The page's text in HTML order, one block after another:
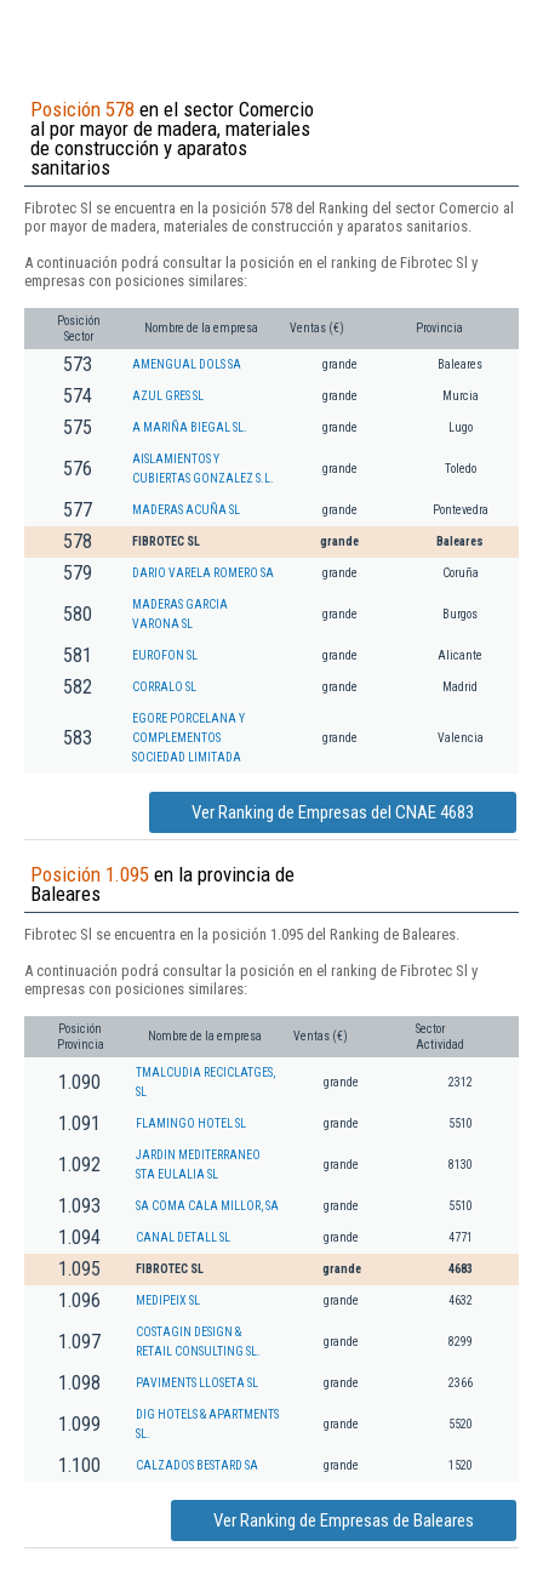
Posición 578 en el sector Comercio
al por mayor de madera, materiales
de construcción y aparatos
sanitarios
Fibrotec Sl se encuentra en la posición 578 del Ranking del sector Comercio al
por mayor de madera, materiales de construcción y aparatos sanitarios.
A continuación podrá consultar la posición en el ranking de Fibrotec Sl y
empresas con posiciones similares:
Posición
Sector
Nombre de la empresa Ventas (€) Provincia
573 AMENGUAL DOLS SA grande Baleares
574 AZUL GRES SL grande Murcia
575 A MARIÑA BIEGAL SL. grande Lugo
576
AISLAMIENTOS Y
CUBIERTAS GONZALEZ S.L.
grande Toledo
577 MADERAS ACUÑA SL grande Pontevedra
578 FIBROTEC SL grande Baleares
579 DARIO VARELA ROMERO SA grande Coruña
580
MADERAS GARCIA
VARONA SL
grande Burgos
581 EUROFON SL grande Alicante
582 CORRALO SL grande Madrid
583
EGORE PORCELANA Y
COMPLEMENTOS
SOCIEDAD LIMITADA
grande Valencia
Ver Ranking de Empresas del CNAE 4683
Posición 1.095 en la provincia de
Baleares
Fibrotec Sl se encuentra en la posición 1.095 del Ranking de Baleares.
A continuación podrá consultar la posición en el ranking de Fibrotec Sl y
empresas con posiciones similares:
Posición
Provincia
Nombre de la empresa Ventas (€)
Sector
Actividad
1.090
TMALCUDIA RECICLATGES,
SL
grande 2312
1.091 FLAMINGO HOTEL SL grande 5510
1.092
JARDIN MEDITERRANEO
STA EULALIA SL
grande 8130
1.093 SA COMA CALA MILLOR, SA grande 5510
1.094 CANAL DETALL SL grande 4771
1.095 FIBROTEC SL grande 4683
1.096 MEDIPEIX SL grande 4632
1.097
COSTAGIN DESIGN &
RETAIL CONSULTING SL.
grande 8299
1.098 PAVIMENTS LLOSETA SL grande 2366
1.099
DIG HOTELS & APARTMENTS
SL.
grande 5520
1.100 CALZADOS BESTARD SA grande 1520
Ver Ranking de Empresas de Baleares